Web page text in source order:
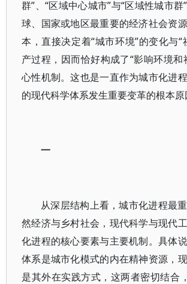
群”、“区域中心城市”与“区域性城市
球、国家或地区最重要的经济社会资
本，直接决定着“城市环境”的变化与“
产过程，因而恰好构成了“影响环境和
心性机制。这也是一直作为城市化进
的现代科学体系发生重要变革的根本原
一
从深层结构上看，城市化进程最
然经济与乡村社会，现代科学与现代
化进程的核心要素与主要机制。具体
体系是城市化模式的内在精神资源，
是其外在实践方式，这两者密切结合